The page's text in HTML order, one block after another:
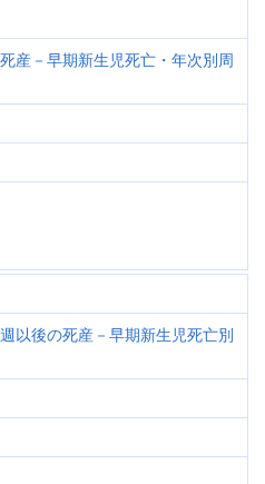
産－早期新生児死亡・年次別周
以後の死産－早期新生児死亡別